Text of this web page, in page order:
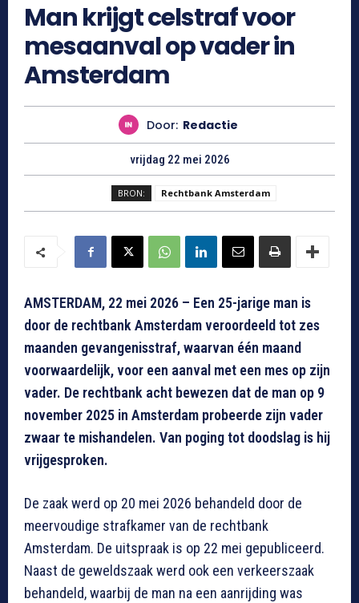
Man krijgt celstraf voor
mesaanval op vader in
Amsterdam
Door: Redactie
vrijdag 22 mei 2026
BRON: Rechtbank Amsterdam
AMSTERDAM, 22 mei 2026 – Een 25-jarige man is
door de rechtbank Amsterdam veroordeeld tot zes
maanden gevangenisstraf, waarvan één maand
voorwaardelijk, voor een aanval met een mes op zijn
vader. De rechtbank acht bewezen dat de man op 9
november 2025 in Amsterdam probeerde zijn vader
zwaar te mishandelen. Van poging tot doodslag is hij
vrijgesproken.
De zaak werd op 20 mei 2026 behandeld door de
meervoudige strafkamer van de rechtbank
Amsterdam. De uitspraak is op 22 mei gepubliceerd.
Naast de geweldszaak werd ook een verkeerszaak
behandeld, waarbij de man na een aanrijding was